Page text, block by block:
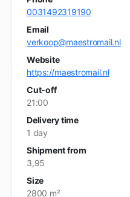
0031492319190
Email
verkoop@maestromail.nl
Website
https://maestromail.nl
Cut-off
21:00
Delivery time
1 day
Shipment from
3,95
Size
2800 m²